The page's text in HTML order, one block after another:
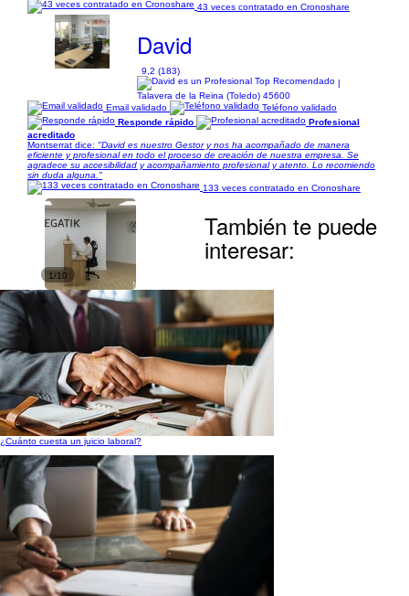
43 veces contratado en Cronoshare
David
9,2 (183)
|
Talavera de la Reina (Toledo) 45600
Email validado
Teléfono validado
Responde rápido
Profesional
acreditado
Montserrat dice: "David es nuestro Gestor y nos ha acompañado de manera
eficiente y profesional en todo el proceso de creación de nuestra empresa. Se
agradece su accesibilidad y acompañamiento profesional y atento. Lo recomiendo
sin duda alguna."
133 veces contratado en Cronoshare
1/10
También te puede
interesar:
¿Cuánto cuesta un juicio laboral?